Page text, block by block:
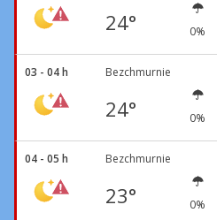
24° 0%
03 - 04 h Bezchmurnie
24° 0%
04 - 05 h Bezchmurnie
23° 0%